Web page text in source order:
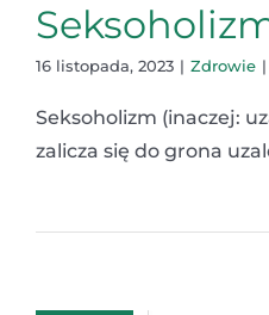
16 listopada, 2023 | Zdrowie |
Seksoholizm (inaczej:
zalicza się do grona